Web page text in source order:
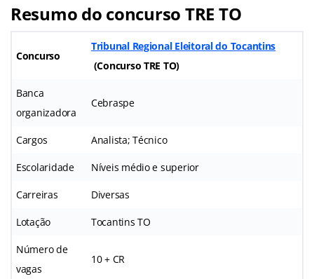
Resumo do concurso TRE TO
Concurso
Tribunal Regional Eleitoral do Tocantins
(Concurso TRE TO)
Banca
organizadora
Cebraspe
Cargos Analista; Técnico
Escolaridade Níveis médio e superior
Carreiras Diversas
Lotação Tocantins TO
Número de
vagas
10 + CR